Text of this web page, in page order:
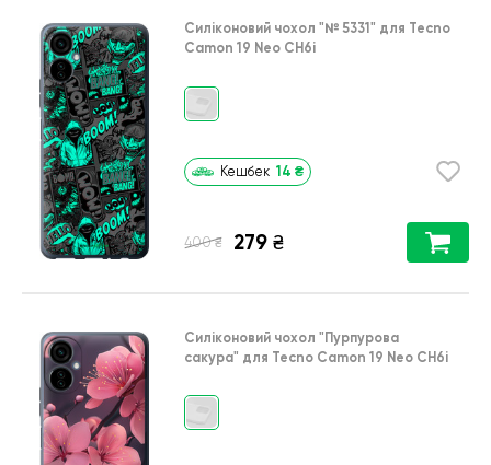
Силіконовий чохол "№ 5331" для Tecno
Camon 19 Neo CH6i
Кешбек 14 ₴
400 ₴ 279 ₴
Силіконовий чохол "Пурпурова
сакура" для Tecno Camon 19 Neo CH6i